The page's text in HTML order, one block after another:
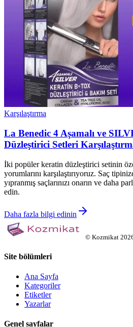
Karşılaştırma
La Benedic 4 Aşamalı ve
Düzleştirici Setleri
İki popüler keratin düzleştirici setinin
yorumlarını karşılaştırıyoruz. Saç
yıpranmış saçlarınızı onarın ve daha
edin.
Daha fazla bilgi edinin
© Kozmikat
Site bölümleri
Ana Sayfa
Kategoriler
Etiketler
Yazarlar
Genel sayfalar